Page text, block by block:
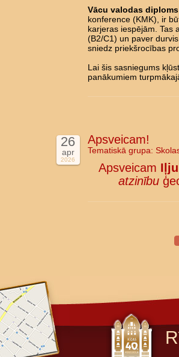
Vācu valodas
konference (KMK), ir
karjeras iespējām. Tas
(B2/C1) un paver
sniedz priekšrocības
Lai šis sasniegums
panākumiem
26
apr
2026
Apsveicam!
Tematiskā grupa:
Apsveicam
atzinību